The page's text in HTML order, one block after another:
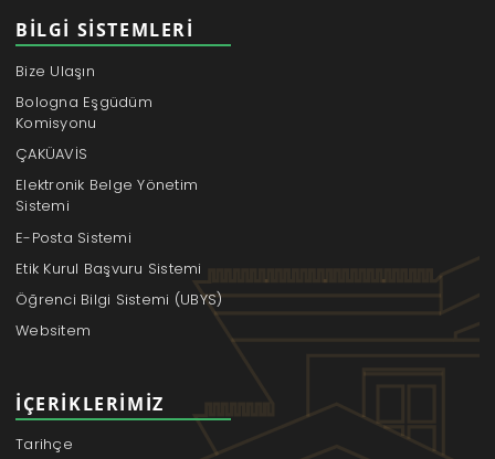
BILGI SISTEMLERI
Bize Ulaşın
Bologna Eşgüdüm
Komisyonu
ÇAKÜAVİS
Elektronik Belge Yönetim
Sistemi
E-Posta Sistemi
Etik Kurul Başvuru Sistemi
Öğrenci Bilgi Sistemi (UBYS)
Websitem
İÇERIKLERIMIZ
Tarihçe